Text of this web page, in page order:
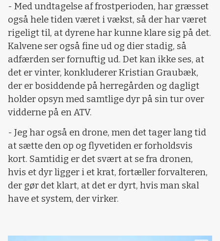
- Med undtagelse af frostperioden, har græsset
også hele tiden været i vækst, så der har været
rigeligt til, at dyrene har kunne klare sig på det.
Kalvene ser også fine ud og dier stadig, så
adfærden ser fornuftig ud. Det kan ikke ses, at
det er vinter, konkluderer Kristian Graubæk,
der er bosiddende på herregården og dagligt
holder opsyn med samtlige dyr på sin tur over
vidderne på en ATV.
- Jeg har også en drone, men det tager lang tid
at sætte den op og flyvetiden er forholdsvis
kort. Samtidig er det svært at se fra dronen,
hvis et dyr ligger i et krat, fortæller forvalteren,
der gør det klart, at det er dyrt, hvis man skal
have et system, der virker.